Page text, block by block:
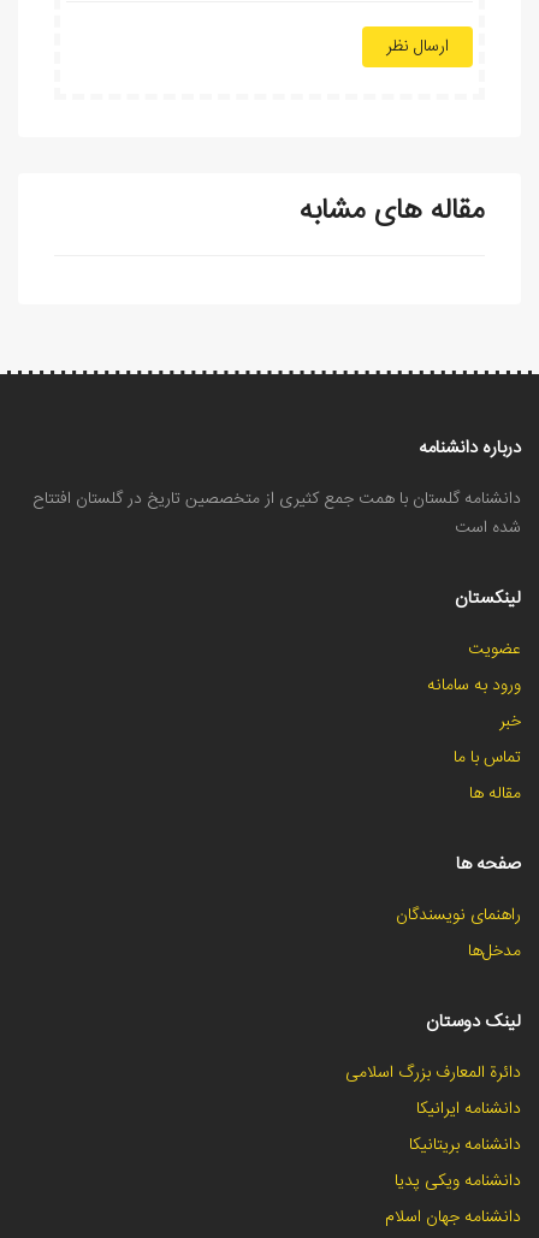
ارسال نظر
مقاله های مشابه
درباره دانشنامه
دانشنامه گلستان با همت جمع کثیری از متخصصین تاریخ در گلستان افتتاح
شده است
لینکستان
عضویت
ورود به سامانه
خبر
تماس با ما
مقاله ها
صفحه ها
راهنمای نویسندگان
مدخل‌ها
لینک دوستان
دائرة المعارف بزرگ اسلامی
دانشنامه ایرانیکا
دانشنامه بریتانیکا
دانشنامه ویکی پدیا
دانشنامه جهان اسلام